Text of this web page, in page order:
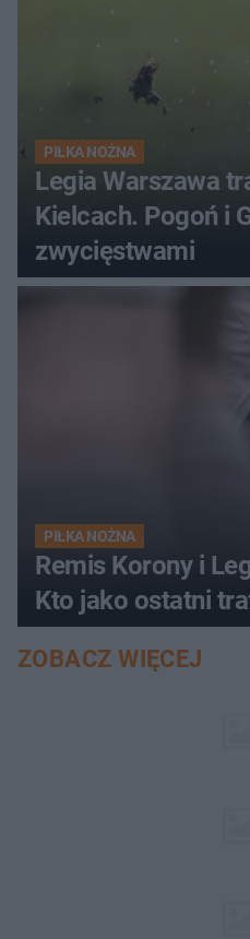
PIŁKA NOŻNA
Legia Warszawa
Kielcach. Pogoń i
zwycięstwami
PIŁKA NOŻNA
Remis Korony i
Kto jako ostatni
ZOBACZ WIĘCEJ